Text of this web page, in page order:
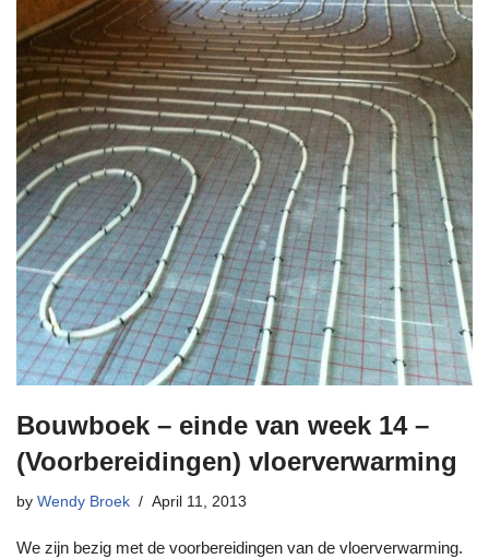
Bouwboek – einde van week 14 –
(Voorbereidingen) vloerverwarming
by Wendy Broek April 11, 2013
We zijn bezig met de voorbereidingen van de vloerverwarming.